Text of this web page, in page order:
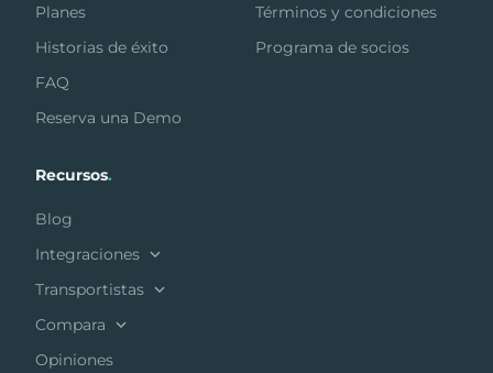
Planes
Historias de éxito
FAQ
Reserva una Demo
Términos y condiciones
Programa de socios
Recursos.
Blog
Integraciones
Transportistas
Compara
Opiniones